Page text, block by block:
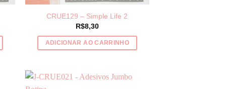
CRUE129 – Simple Life 2
R$8,30
ADICIONAR AO CARRINHO